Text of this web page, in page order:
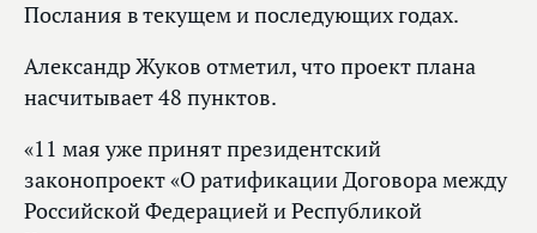
Послания в текущем и последующих годах.
Александр Жуков отметил, что проект плана
насчитывает 48 пунктов.
«11 мая уже принят президентский
законопроект «О ратификации Договора между
Российской Федерацией и Республикой